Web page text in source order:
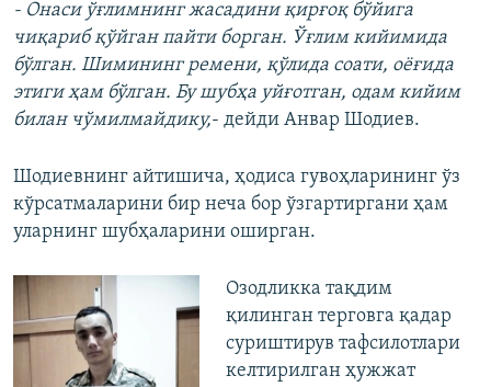
- Онаси ўғлимнинг жасадини қирғоқ бўйига
чиқариб қўйган пайти борган. Ўғлим кийимида
бўлган. Шимининг ремени, қўлида соати, оёғида
этиги ҳам бўлган. Бу шубҳа уйғотган, одам кийим
билан чўмилмайдику,- дейди Анвар Шодиев.
Шодиевнинг айтишича, ҳодиса гувоҳларининг ўз
кўрсатмаларини бир неча бор ўзгартиргани ҳам
уларнинг шубҳаларини оширган.
Озодликка тақдим
қилинган терговга қадар
суриштирув тафсилотлари
келтирилган ҳужжат